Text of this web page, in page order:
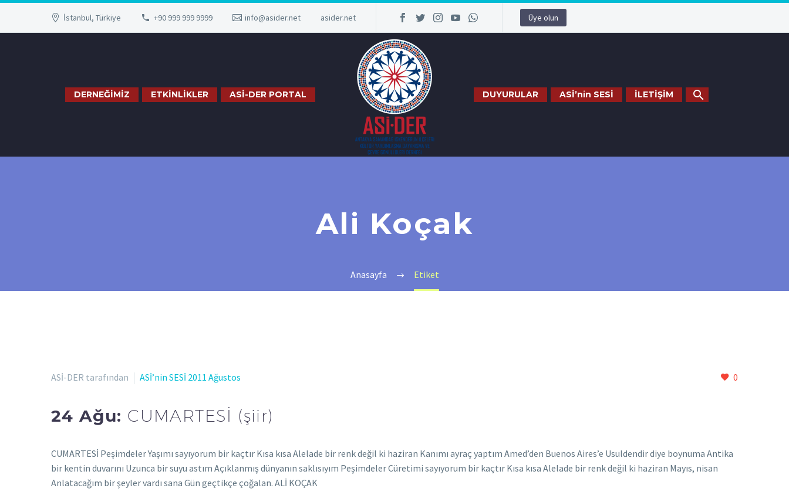
İstanbul, Türkiye +90 999 999 9999 info@asider.net asider.net Üye olun
DERNEĞİMİZ ETKİNLİKLER ASİ-DER PORTAL DUYURULAR ASİ’nin SESİ İLETİŞİM
Ali Koçak
Anasayfa Etiket
0
ASİ-DER tarafından ASİ’nin SESİ 2011 Ağustos
24 Ağu: CUMARTESİ (şiir)
CUMARTESİ Peşimdeler Yaşımı sayıyorum bir kaçtır Kısa kısa Alelade bir renk değil ki haziran Kanımı ayraç yaptım Amed’den Buenos Aires’e Usuldendir diye boynuma Antika
bir kentin duvarını Uzunca bir suyu astım Açıklanmış dünyanın saklısıyım Peşimdeler Cüretimi sayıyorum bir kaçtır Kısa kısa Alelade bir renk değil ki haziran Mayıs, nisan
Anlatacağım bir şeyler vardı sana Gün geçtikçe çoğalan. ALİ KOÇAK